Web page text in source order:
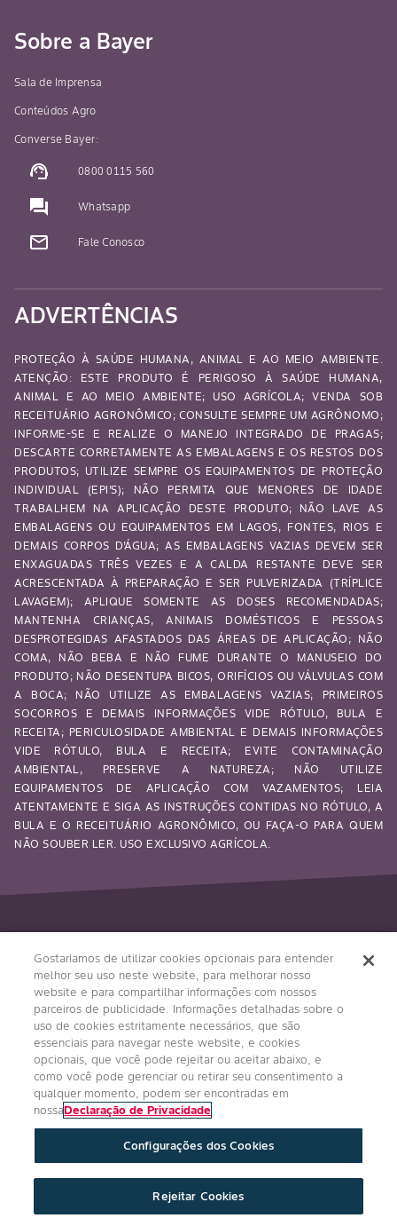
Sobre a Bayer
Sala de Imprensa
Conteúdos Agro
Converse Bayer:
support_agent 0800 0115 560
question_answer Whatsapp
mail_outline Fale Conosco
ADVERTÊNCIAS
PROTEÇÃO À SAÚDE HUMANA, ANIMAL E AO MEIO AMBIENTE.
ATENÇÃO: ESTE PRODUTO É PERIGOSO À SAÚDE HUMANA,
ANIMAL E AO MEIO AMBIENTE; USO AGRÍCOLA; VENDA SOB
RECEITUÁRIO AGRONÔMICO; CONSULTE SEMPRE UM AGRÔNOMO;
INFORME-SE E REALIZE O MANEJO INTEGRADO DE PRAGAS;
DESCARTE CORRETAMENTE AS EMBALAGENS E OS RESTOS DOS
PRODUTOS; UTILIZE SEMPRE OS EQUIPAMENTOS DE PROTEÇÃO
INDIVIDUAL (EPI’S); NÃO PERMITA QUE MENORES DE IDADE
TRABALHEM NA APLICAÇÃO DESTE PRODUTO; NÃO LAVE AS
EMBALAGENS OU EQUIPAMENTOS EM LAGOS, FONTES, RIOS E
DEMAIS CORPOS D’ÁGUA; AS EMBALAGENS VAZIAS DEVEM SER
ENXAGUADAS TRÊS VEZES E A CALDA RESTANTE DEVE SER
ACRESCENTADA À PREPARAÇÃO E SER PULVERIZADA (TRÍPLICE
LAVAGEM); APLIQUE SOMENTE AS DOSES RECOMENDADAS;
MANTENHA CRIANÇAS, ANIMAIS DOMÉSTICOS E PESSOAS
DESPROTEGIDAS AFASTADOS DAS ÁREAS DE APLICAÇÃO; NÃO
COMA, NÃO BEBA E NÃO FUME DURANTE O MANUSEIO DO
PRODUTO; NÃO DESENTUPA BICOS, ORIFÍCIOS OU VÁLVULAS COM
A BOCA; NÃO UTILIZE AS EMBALAGENS VAZIAS; PRIMEIROS
SOCORROS E DEMAIS INFORMAÇÕES VIDE RÓTULO, BULA E
RECEITA; PERICULOSIDADE AMBIENTAL E DEMAIS INFORMAÇÕES
VIDE RÓTULO, BULA E RECEITA; EVITE CONTAMINAÇÃO
AMBIENTAL, PRESERVE A NATUREZA; NÃO UTILIZE
EQUIPAMENTOS DE APLICAÇÃO COM VAZAMENTOS; LEIA
ATENTAMENTE E SIGA AS INSTRUÇÕES CONTIDAS NO RÓTULO, A
BULA E O RECEITUÁRIO AGRONÔMICO, OU FAÇA-O PARA QUEM
NÃO SOUBER LER. USO EXCLUSIVO AGRÍCOLA.
Siga-nos
Condições Gerais
Política de Privacidade
Regulamento Impulso Bayer
Política de Privacidade de Redes Sociais
Imprint
Configurações de Cookies
Gostaríamos de utilizar cookies opcionais para entender
melhor seu uso neste website, para melhorar nosso
website e para compartilhar informações com nossos
parceiros de publicidade. Informações detalhadas sobre o
uso de cookies estritamente necessários, que são
essenciais para navegar neste website, e cookies
opcionais, que você pode rejeitar ou aceitar abaixo, e
como você pode gerenciar ou retirar seu consentimento a
qualquer momento, podem ser encontradas em
nossaDeclaração de Privacidade
Configurações dos Cookies
Rejeitar Cookies